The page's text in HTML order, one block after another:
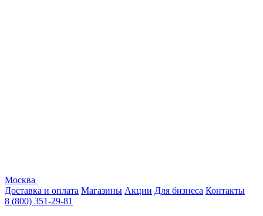
Москва
Доставка и оплата Магазины Акции Для бизнеса Контакты
8 (800) 351-29-81